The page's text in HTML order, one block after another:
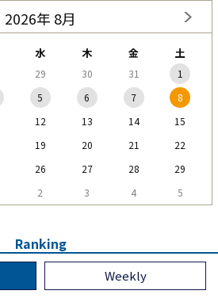
2026年 8月
水 木 金 土
29 30 31
1
5 6 7
8
12 13 14
15
19 20 21
22
26 27 28
29
2 3 4 5
Ranking
Weekly